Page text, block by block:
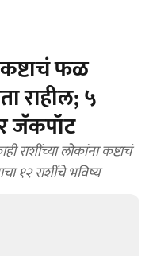
फळ
राहील; ५
जॅकपॉट
लोकांना कष्टाचं
१२ राशींचे भविष्य